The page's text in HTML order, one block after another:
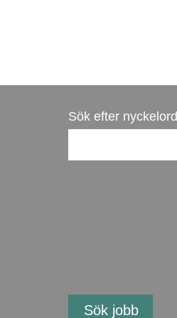
Sök efter nyckelord